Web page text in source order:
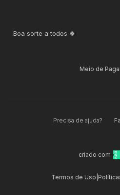
Boa sorte a todos 🍀
Meio de
Precisa de ajuda?
criado com
Termos de Uso